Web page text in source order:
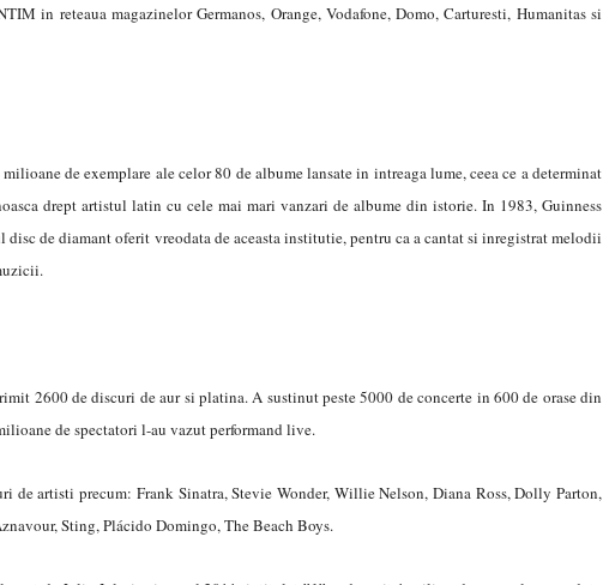
in reteaua magazinelor Germanos, Orange, Vodafone, Domo, Carturesti, Humanitas si
de exemplare ale celor 80 de albume lansate in intreaga lume, ceea ce a determinat
drept artistul latin cu cele mai mari vanzari de albume din istorie. In 1983, Guinness
de diamant oferit vreodata de aceasta institutie, pentru ca a cantat si inregistrat melodii
2600 de discuri de aur si platina. A sustinut peste 5000 de concerte in 600 de orase din
de spectatori l-au vazut performand live.
de artisti precum: Frank Sinatra, Stevie Wonder, Willie Nelson, Diana Ross, Dolly Parton,
Sting, Plácido Domingo, The Beach Boys.